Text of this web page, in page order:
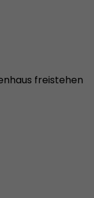
freistehen